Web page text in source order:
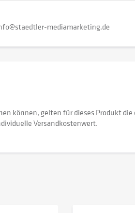
mediamarketing.de
können, gelten für dieses Produkt
Versandkostenwert.